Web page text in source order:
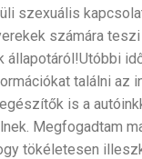
szexuális
számára
találni az
is a
Megfogadtam
tökéletesen